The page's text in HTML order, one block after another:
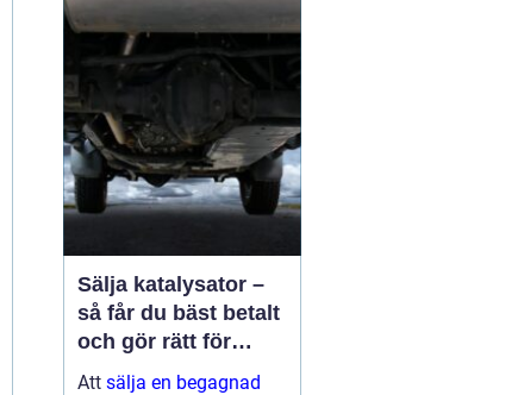
kan påverka både
tidsplan, ekonomi och
slutresultat. Därför väljer
många företag att
arbeta med etablerade...
Sälja katalysator –
så får du bäst betalt
och gör rätt för
miljön
Att sälja en begagnad